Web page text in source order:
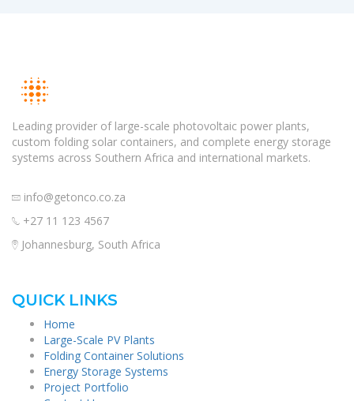
Leading provider of large-scale photovoltaic power plants,
custom folding solar containers, and complete energy storage
systems across Southern Africa and international markets.
info@getonco.co.za
+27 11 123 4567
Johannesburg, South Africa
QUICK LINKS
Home
Large-Scale PV Plants
Folding Container Solutions
Energy Storage Systems
Project Portfolio